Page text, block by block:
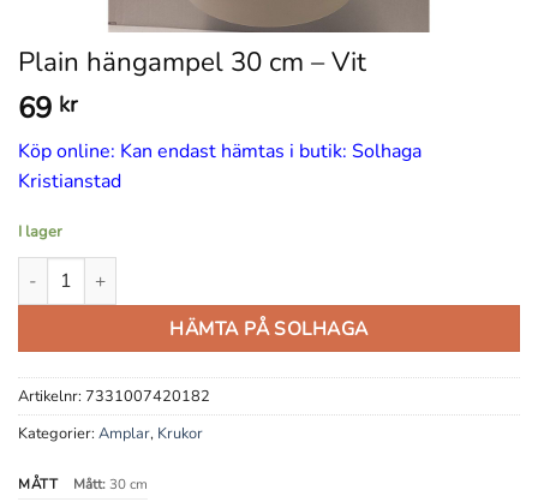
Plain hängampel 30 cm – Vit
69 kr
Köp online: Kan endast hämtas i butik: Solhaga
Kristianstad
I lager
Plain hängampel 30 cm - Vit mängd
HÄMTA PÅ SOLHAGA
Artikelnr: 7331007420182
Kategorier: Amplar, Krukor
MÅTT Mått:30 cm